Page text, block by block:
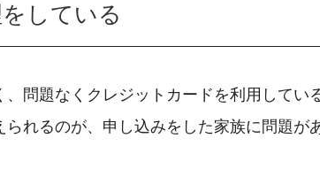
している
問題なくクレジットカードを利用してい
れるのが、申し込みをした家族に問題が